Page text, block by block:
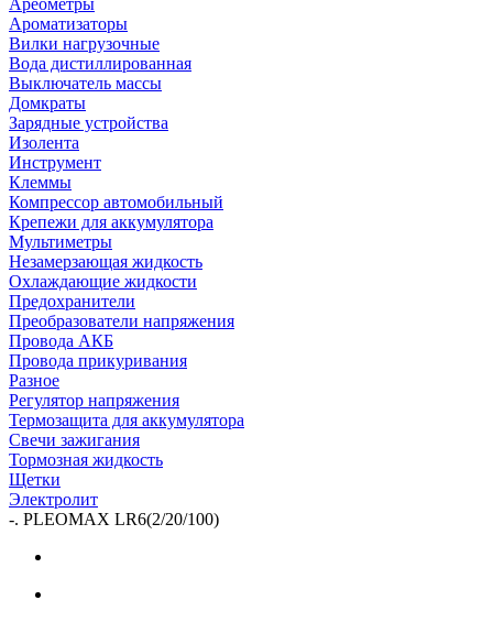
Ароматизаторы
Вилки нагрузочные
Вода дистиллированная
Выключатель массы
Домкраты
Зарядные устройства
Изолента
Инструмент
Клеммы
Компрессор автомобильный
Крепежи для аккумулятора
Мультиметры
Незамерзающая жидкость
Охлаждающие жидкости
Предохранители
Преобразователи напряжения
Провода АКБ
Провода прикуривания
Разное
Регулятор напряжения
Термозащита для аккумулятора
Свечи зажигания
Тормозная жидкость
Щетки
Электролит
-. PLEOMAX LR6(2/20/100)